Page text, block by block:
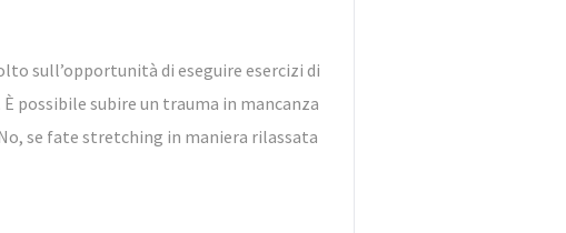
sull’opportunità di eseguire esercizi di
possibile subire un trauma in mancanza
se fate stretching in maniera rilassata